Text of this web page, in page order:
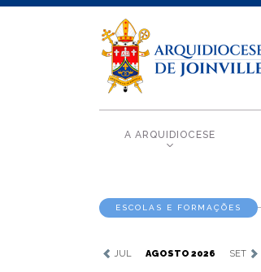
A ARQUIDIOCESE
ESCOLAS E FORMAÇÕES
JUL AGOSTO 2026 SET